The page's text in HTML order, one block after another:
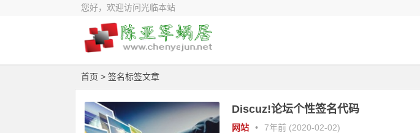
您好，欢迎访问光临本站
首页 > 签名标签文章
Discuz!论坛个性签名代码
网站 • 7年前 (2020-02-02)